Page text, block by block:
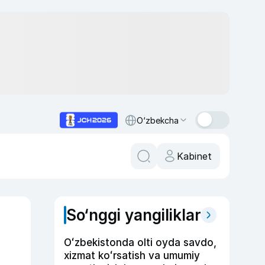
O‘zbekcha
Kabinet
So‘nggi yangiliklar
Oʻzbekistonda olti oyda savdo,
xizmat koʻrsatish va umumiy